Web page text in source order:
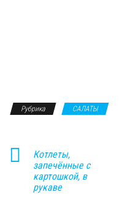
Рубрика САЛАТЫ
Котлеты,
запечённые с
картошкой, в
рукаве